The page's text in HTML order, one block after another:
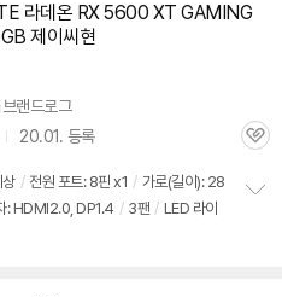
라데온 RX 5600 XT GAMING
제이씨현
브랜드로그
20.01. 등록
관
/ 전원 포트: 8핀 x1 / 가로(길이): 28
: HDMI2.0, DP1.4 / 3팬 / LED 라이